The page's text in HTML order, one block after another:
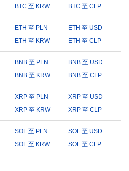
BTC 至 KRW BTC 至 CLP
ETH 至 PLN
ETH 至 USD
ETH 至 KRW ETH 至 CLP
BNB 至 PLN
BNB 至 USD
BNB 至 KRW BNB 至 CLP
XRP 至 PLN
XRP 至 USD
XRP 至 KRW XRP 至 CLP
SOL 至 PLN
SOL 至 USD
SOL 至 KRW SOL 至 CLP